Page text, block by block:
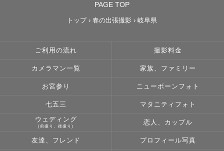
PAGE TOP
トップ › 春の出張撮影 › 岐阜県
ご利用の流れ 撮影料金
カメラマン一覧 家族、ファミリー
お宮参り ニューボーンフォト
七五三 マタニティフォト
ウェディング
(前撮り、後撮り)
恋人、カップル
友達、フレンド プロフィール写真